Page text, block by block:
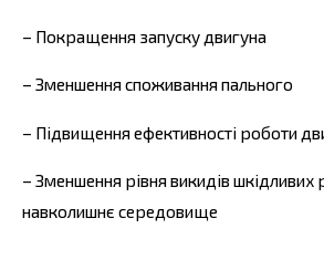
– Покращення запуску двигуна
– Зменшення споживання пального
– Підвищення ефективності роботи
– Зменшення рівня викидів шкідливих
навколишнє середовище